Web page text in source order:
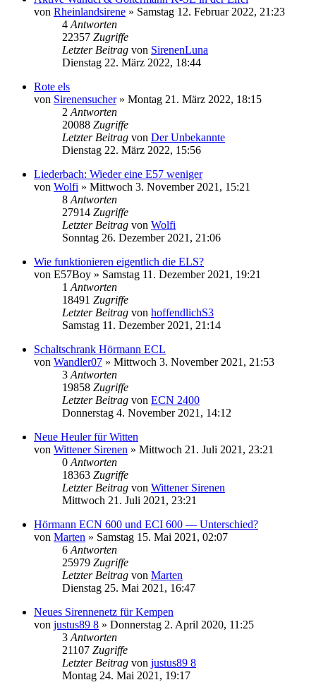
von Rheinlandsirene » Samstag 12. Februar 2022, 21:23
4 Antworten
22357 Zugriffe
Letzter Beitrag von SirenenLuna
Dienstag 22. März 2022, 18:44
Rote els
von Sirenensucher» Montag 21. März 2022, 18:15
2 Antworten
20088 Zugriffe
Letzter Beitrag von Der Unbekannte
Dienstag 22. März 2022, 15:56
Liederbach: Wieder eine E57 weniger
von Wolfi » Mittwoch 3. November 2021, 15:21
8 Antworten
27914 Zugriffe
Letzter Beitrag von Wolfi
Sonntag 26. Dezember 2021, 21:06
Wie funktionieren eigentlich die ELS?
von E57Boy » Samstag 11. Dezember 2021, 19:21
1 Antworten
18491 Zugriffe
Letzter Beitrag von hoffendlichS3
Samstag 11. Dezember 2021, 21:14
Schaltschrank Hörmann ECL
von Wandler07 » Mittwoch 3. November 2021, 21:53
3 Antworten
19858 Zugriffe
Letzter Beitrag von ECN 2400
Donnerstag 4. November 2021, 14:12
Neue Heuler für Witten
von Wittener Sirenen » Mittwoch 21. Juli 2021, 23:21
0 Antworten
18363 Zugriffe
Letzter Beitrag von Wittener Sirenen
Mittwoch 21. Juli 2021, 23:21
Hörmann ECN 600 und ECI 600 — Unterschied?
von Marten » Samstag 15. Mai 2021, 02:07
6 Antworten
25979 Zugriffe
Letzter Beitrag von Marten
Dienstag 25. Mai 2021, 16:47
Neues Sirennenetz für Kempen
von justus89 8 » Donnerstag 2. April 2020, 11:25
3 Antworten
21107 Zugriffe
Letzter Beitrag von justus89 8
Montag 24. Mai 2021, 19:17